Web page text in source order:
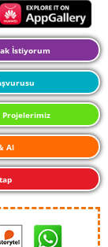
İstiyorum
Projelerimiz
Al